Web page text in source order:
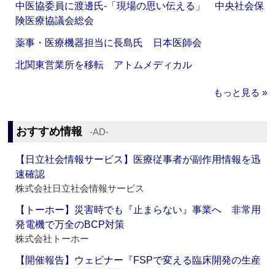
中医協委員に渡邊氏‐「現場の思い伝える」 中央社会保
険医療協議会総会
薬事・医療機器担当に長島氏 日本医師会
北関東営業所を移転 アトムメディカル
もっと見る »
おすすめ情報 ‐AD‐
【日立社会情報サービス】医療従事者が副作用情報を迅
速確認
株式会社日立社会情報サービス
【トーホー】災害時でも『止まらない』事業へ 非常用
発電機で万全のBCP対策
株式会社トーホー
【開催報告】ウェビナー『FSPで変える臨床開発の生産